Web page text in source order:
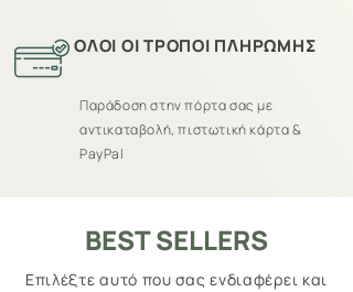
ΟΛΟΙ ΟΙ ΤΡΟΠΟΙ ΠΛΗΡΩΜΗΣ
Παράδοση στην πόρτα σας με
αντικαταβολή, πιστωτική κάρτα &
PayPal
BEST SELLERS
Επιλέξτε αυτό που σας ενδιαφέρει και